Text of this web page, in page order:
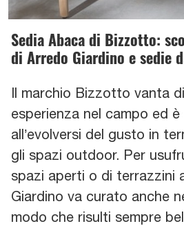
Sedia Abaca di Bizzotto:
di Arredo Giardino e sedie
Il marchio Bizzotto vanta
esperienza nel campo ed
all’evolversi del gusto in
gli spazi outdoor. Per
spazi aperti o di terrazzini
Giardino va curato anche
modo che risulti sempre